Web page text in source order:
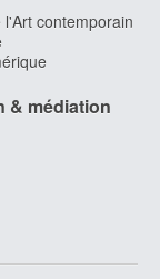
l'Art contemporain
& médiation